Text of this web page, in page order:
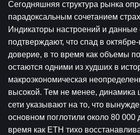
Сегодняшняя структура рынка
парадоксальным сочетанием
Индикаторы настроений и данные
подтверждают, что спад в
доверие, в то время как объемы
остаются одними из худших в
макроэкономическая
высокой. Тем не менее, динамика
сети указывают на то, что
основном поглотили около 80 000
время как ETH тихо